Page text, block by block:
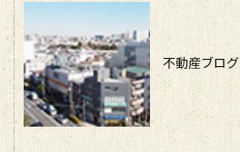
不動産ブログ